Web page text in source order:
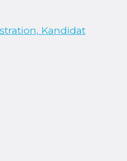
Kandidat